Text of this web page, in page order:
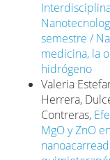
semestre /
medicina, la
hidrógeno
Valeria
Herrera,
Contreras,
MgO y ZnO